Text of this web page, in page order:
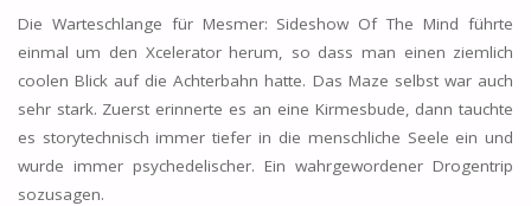
Die Warteschlange für Mesmer: Sideshow Of The Mind führte
einmal um den Xcelerator herum, so dass man einen ziemlich
coolen Blick auf die Achterbahn hatte. Das Maze selbst war auch
sehr stark. Zuerst erinnerte es an eine Kirmesbude, dann tauchte
es storytechnisch immer tiefer in die menschliche Seele ein und
wurde immer psychedelischer. Ein wahrgewordener Drogentrip
sozusagen.